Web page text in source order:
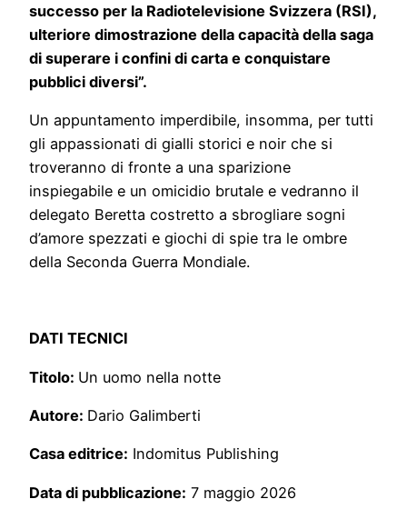
successo per la Radiotelevisione Svizzera (RSI),
ulteriore dimostrazione della capacità della saga
di superare i confini di carta e conquistare
pubblici diversi”.
Un appuntamento imperdibile, insomma, per tutti
gli appassionati di gialli storici e noir che si
troveranno di fronte a una sparizione
inspiegabile e un omicidio brutale e vedranno il
delegato Beretta costretto a sbrogliare sogni
d’amore spezzati e giochi di spie tra le ombre
della Seconda Guerra Mondiale.
DATI TECNICI
Titolo: Un uomo nella notte
Autore: Dario Galimberti
Casa editrice: Indomitus Publishing
Data di pubblicazione: 7 maggio 2026